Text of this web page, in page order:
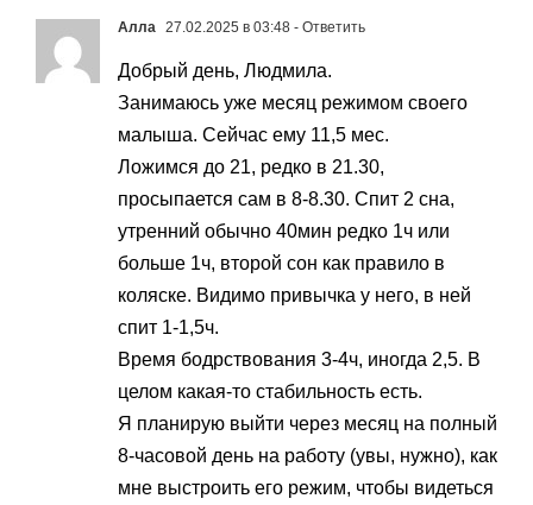
Алла 27.02.2025 в 03:48 - Ответить
Добрый день, Людмила.
Занимаюсь уже месяц режимом своего
малыша. Сейчас ему 11,5 мес.
Ложимся до 21, редко в 21.30,
просыпается сам в 8-8.30. Спит 2 сна,
утренний обычно 40мин редко 1ч или
больше 1ч, второй сон как правило в
коляске. Видимо привычка у него, в ней
спит 1-1,5ч.
Время бодрствования 3-4ч, иногда 2,5. В
целом какая-то стабильность есть.
Я планирую выйти через месяц на полный
8-часовой день на работу (увы, нужно), как
мне выстроить его режим, чтобы видеться